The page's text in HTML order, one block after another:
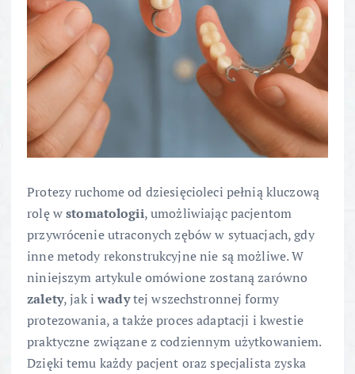
Protezy ruchome od dziesięcioleci pełnią kluczową
rolę wstomatologii, umożliwiając pacjentom
przywrócenie utraconych zębów w sytuacjach, gdy
inne metody rekonstrukcyjne nie są możliwe. W
niniejszym artykule omówione zostaną zarówno
zalety, jak iwadytej wszechstronnej formy
protezowania, a także proces adaptacji i kwestie
praktyczne związane z codziennym użytkowaniem.
Dzięki temu każdy pacjent oraz specjalista zyska